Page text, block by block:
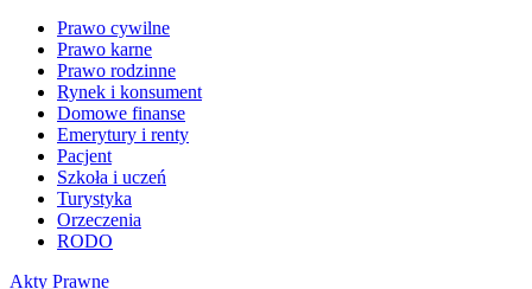
Prawo cywilne
Prawo karne
Prawo rodzinne
Rynek i konsument
Domowe finanse
Emerytury i renty
Pacjent
Szkoła i uczeń
Turystyka
Orzeczenia
RODO
Akty Prawne